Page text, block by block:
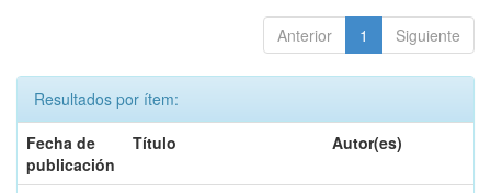
Anterior 1 Siguiente
Resultados por ítem:
Fecha de
publicación
Título Autor(es)